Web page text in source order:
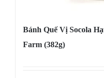
Bánh Quế Vị Socola
Farm (382g)